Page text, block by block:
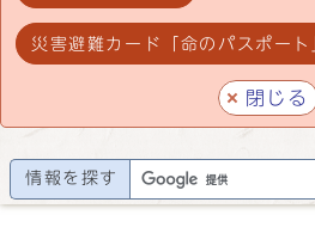
災害避難カード「命のパスポート
閉じる
情報を探す